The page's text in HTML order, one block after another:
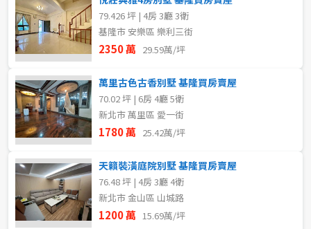
79.426 坪 | 4房 3廳 3衛
基隆市 安樂區 樂利三街
2350 萬 29.59萬/坪
萬里古色古香別墅 基隆買房賣屋
70.02 坪 | 6房 4廳 5衛
新北市 萬里區 愛一街
1780 萬 25.42萬/坪
天籟裝潢庭院別墅 基隆買房賣屋
76.48 坪 | 4房 3廳 4衛
新北市 金山區 山城路
1200 萬 15.69萬/坪